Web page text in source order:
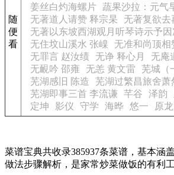
随
便
看
姜丝白灼海螺片 蔬果沙拉：元气
无著道人请赞 释宗杲
无著复欲去
无著以东坡西湖观月听琴诗示予
无住坟山溪水 张嵲
无准和尚顶相
无罪言 赵汝绩
无诤 释心月
无庵
无靦吟 邵雍
无恙 黄文雷 芜城（
芜湖感旧 陈造
芜湖过繁昌旅舍萧
芜湖即事三首 李流谦
芊谷 泽韵
定坤
影仪 守学 海晔 悠一 原龙
菜谱宝典共收录385937条菜谱，基本涵
做法步骤解析，是家常炒菜做饭的有利工